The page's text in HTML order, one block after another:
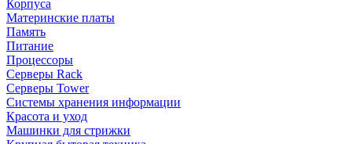
Корпуса
Материнские платы
Память
Питание
Процессоры
Серверы Rack
Серверы Tower
Системы хранения информации
Красота и уход
Машинки для стрижки